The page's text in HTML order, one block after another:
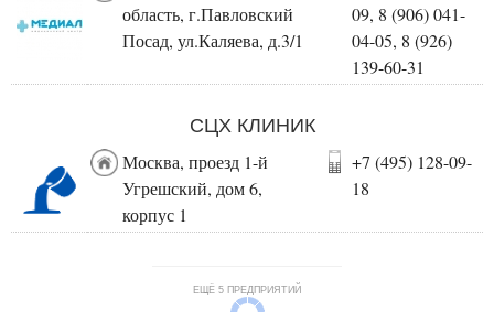
область, г.Павловский
Посад, ул.Каляева, д.3/1
09, 8 (906) 041-
04-05, 8 (926)
139-60-31
СЦХ КЛИНИК
Москва, проезд 1-й
Угрешский, дом 6,
корпус 1
+7 (495) 128-09-
18
ЕЩЁ 5 ПРЕДПРИЯТИЙ